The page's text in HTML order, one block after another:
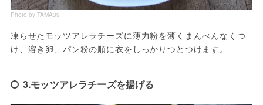
Photo by TAMA39
凍らせたモッツアレラチーズに薄力粉を薄くまんべんなくつ
け、溶き卵、パン粉の順に衣をしっかりつとつけます。
3.モッツアレラチーズを揚げる